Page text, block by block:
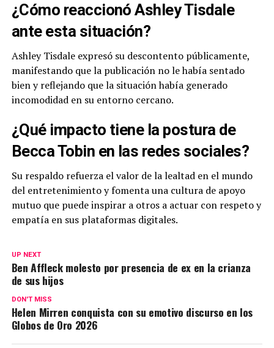
¿Cómo reaccionó Ashley Tisdale
ante esta situación?
Ashley Tisdale expresó su descontento públicamente,
manifestando que la publicación no le había sentado
bien y reflejando que la situación había generado
incomodidad en su entorno cercano.
¿Qué impacto tiene la postura de
Becca Tobin en las redes sociales?
Su respaldo refuerza el valor de la lealtad en el mundo
del entretenimiento y fomenta una cultura de apoyo
mutuo que puede inspirar a otros a actuar con respeto y
empatía en sus plataformas digitales.
UP NEXT
Ben Affleck molesto por presencia de ex en la crianza
de sus hijos
DON'T MISS
Helen Mirren conquista con su emotivo discurso en los
Globos de Oro 2026